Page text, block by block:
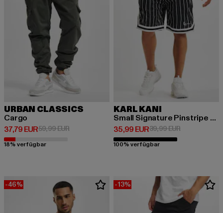
URBAN CLASSICS
Cargo
37,79 EUR
Derzeitiger Preis: 37,79 EUR
59,99 EURAktionspreis: 59,99 EUR
18% verfügbar
KARL KANI
Small Signature Pinstripe Mesh
35,99 EUR
Derzeitiger Preis: 35,99 EUR
39,99 EURAktionspreis:
100% verfügbar
-46% -13%